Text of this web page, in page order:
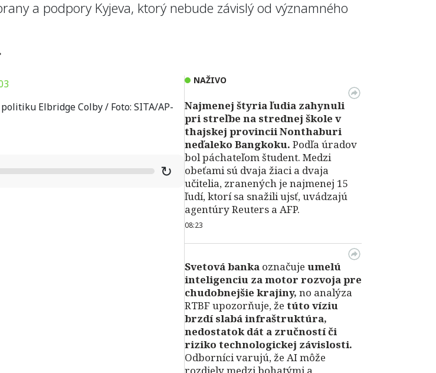
a podpory Kyjeva, ktorý nebude závislý od významného
Elbridge Colby / Foto: SITA/AP-
↻
NAŽIVO
Najmenej štyria ľudia zahynuli
pri streľbe na strednej škole v
thajskej provincii Nonthaburi
neďaleko Bangkoku. Podľa úradov
bol páchateľom študent. Medzi
obeťami sú dvaja žiaci a dvaja
učitelia, zranených je najmenej 15
ľudí, ktorí sa snažili ujsť, uvádzajú
agentúry Reuters a AFP.
08:23
Svetová banka označuje umelú
inteligenciu za motor rozvoja pre
chudobnejšie krajiny, no analýza
RTBF upozorňuje, že túto víziu
brzdí slabá infraštruktúra,
nedostatok dát a zručností či
riziko technologickej závislosti.
Odborníci varujú, že AI môže